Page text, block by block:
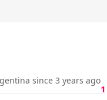
since 3 years ago
1